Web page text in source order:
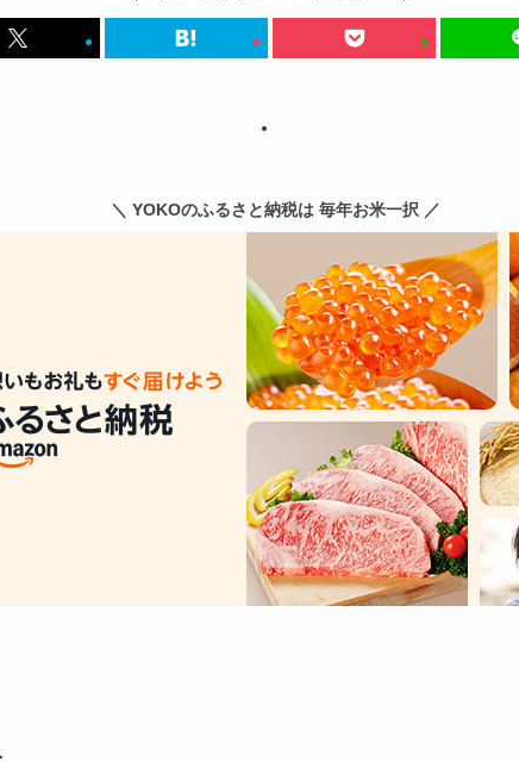
＼ YOKOのふるさと納税は 毎年お米一択 ／